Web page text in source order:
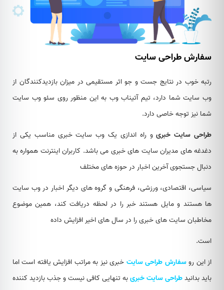
سفارش طراحی سایت
رتبه خوب در نتایج جست و جو اثر مستقیمی در میزان بازدیدکنندگان از
وب سایت شما دارد، تیم آتیناب وب به این منظور روی سئو وب سایت
شما نیز توجه خاصی دارد.
طراحی سایت خبریو راه اندازی یک وب سایت خبری مناسب یکی از
دغدغه های مدیران سایت های خبری می باشد. کاربران اینترنت همواره به
دنبال جستجوی آخرین اخبار در حوزه های مختلف
سیاسی، اقتصادی، ورزشی، فرهنگی و گروه های دیگر اخبار در وب سایت
ها هستند و مایل هستند خبر را در لحظه دریافت کند، همین موضوع
مخاطبان سایت های خبری را در سال های اخیر افزایش داده
است.
از این روسفارش طراحی سایت خبری نیز به مراتب افزایش یافته است اما
باید بدانیدطراحی سایت خبریبه تنهایی کافی نیست و جذب بازدید کننده